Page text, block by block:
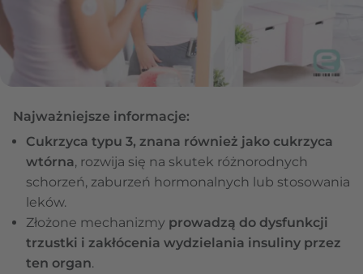
Najważniejsze informacje:
Cukrzyca typu 3, znana również jako cukrzyca
wtórna, rozwija się na skutek różnorodnych
schorzeń, zaburzeń hormonalnych lub stosowania
leków.
Złożone mechanizmy prowadzą do dysfunkcji
trzustki i zakłócenia wydzielania insuliny przez
ten organ.